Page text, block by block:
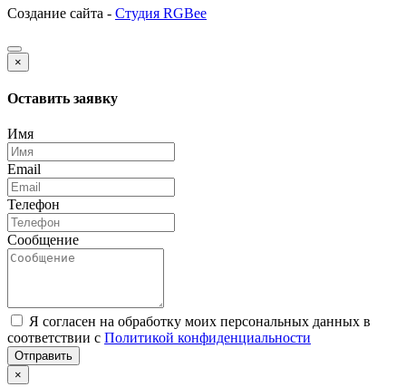
Создание сайта - Студия RGBee
×
Оставить заявку
Имя
Email
Телефон
Сообщение
Я согласен на обработку моих персональных данных в
соответствии с Политикой конфиденциальности
Отправить
×